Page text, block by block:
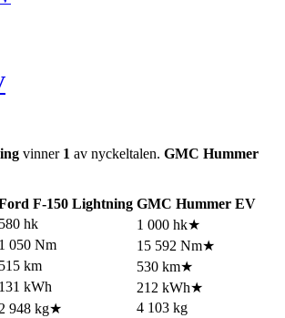
vinner 1 av nyckeltalen. GMC Hummer
F-150 Lightning GMC Hummer EV
580 hk 1 000 hk★
1 050 Nm 15 592 Nm★
515 km 530 km★
131 kWh 212 kWh★
2 948 kg★
4 103 kg